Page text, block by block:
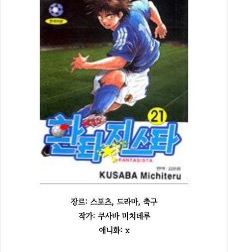
장르: 스포츠, 드라마, 축구
작가: 쿠사바 미치데루
애니화: x